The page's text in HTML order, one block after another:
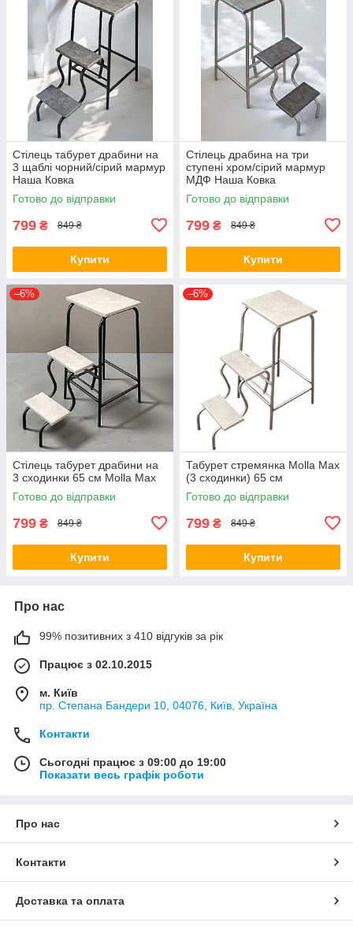
Стілець табурет драбини на
3 щаблі чорний/сірий мармур
Наша Ковка
Готово до відправки
799 ₴ 849 ₴
Купити
Стілець драбина на три
ступені хром/сірий мармур
МДФ Наша Ковка
Готово до відправки
799 ₴ 849 ₴
Купити
–6%
Стілець табурет драбини на
3 сходинки 65 см Molla Max
Готово до відправки
799 ₴ 849 ₴
Купити
–6%
Табурет стремянка Molla Max
(3 сходинки) 65 см
Готово до відправки
799 ₴ 849 ₴
Купити
Про нас
99% позитивних з 410 відгуків за рік
Працює з 02.10.2015
м. Київ
пр. Степана Бандери 10, 04076, Київ, Україна
Контакти
Сьогодні працює з 09:00 до 19:00
Показати весь графік роботи
Про нас
Контакти
Доставка та оплата